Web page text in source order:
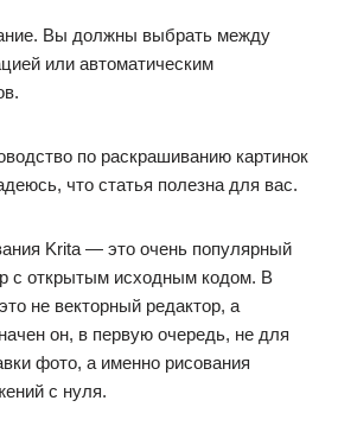
Вы должны выбрать между
или автоматическим
по раскрашиванию картинок
что статья полезна для вас.
Krita — это очень популярный
с открытым исходным кодом. В
не векторный редактор, а
он, в первую очередь, не для
фото, а именно рисования
с нуля.